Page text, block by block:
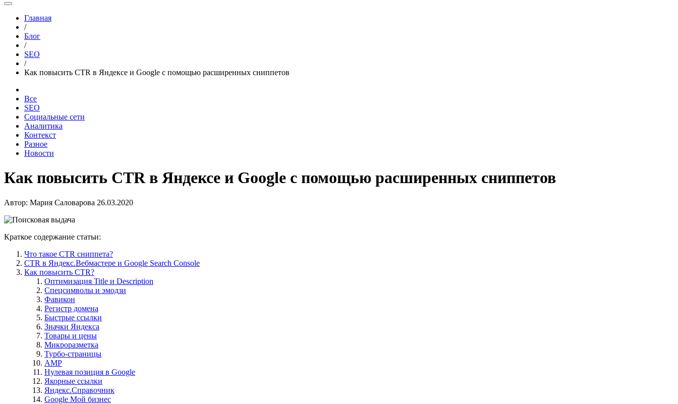
Главная
/
Блог
/
SEO
/
Как повысить CTR в Яндексе и Google с помощью расширенных сниппетов
Все
SEO
Социальные сети
Аналитика
Контекст
Разное
Новости
Как повысить CTR в Яндексе и Google с помощью расширенных сниппетов
Автор: Мария Саловарова 26.03.2020
Краткое содержание статьи:
Что такое CTR сниппета?
CTR в Яндекс.Вебмастере и Google Search Console
Как повысить CTR?
Оптимизация Title и Description
Спецсимволы и эмодзи
Фавикон
Регистр домена
Быстрые ссылки
Значки Яндекса
Товары и цены
Микроразметка
Турбо-страницы
AMP
Нулевая позиция в Google
Якорные ссылки
Яндекс.Справочник
Google Мой бизнес